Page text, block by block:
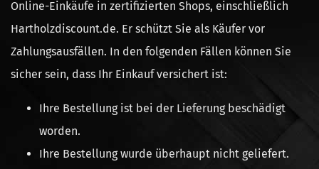
Online-Einkäufe in zertifizierten Shops, einschließlich
Hartholzdiscount.de. Er schützt Sie als Käufer vor
Zahlungsausfällen. In den folgenden Fällen können Sie
sicher sein, dass Ihr Einkauf versichert ist:
Ihre Bestellung ist bei der Lieferung beschädigt
worden.
Ihre Bestellung wurde überhaupt nicht geliefert.